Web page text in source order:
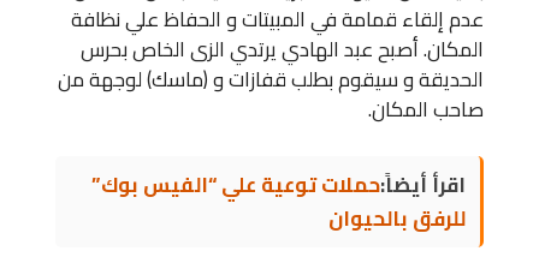
عدم إلقاء قمامة في المبيتات و الحفاظ علي نظافة
المكان. أصبح عبد الهادي يرتدي الزى الخاص بحرس
الحديقة و سيقوم بطلب قفازات و (ماسك) لوجهة من
صاحب المكان.
اقرأ أيضاً:حملات توعية علي “الفيس بوك”
للرفق بالحيوان